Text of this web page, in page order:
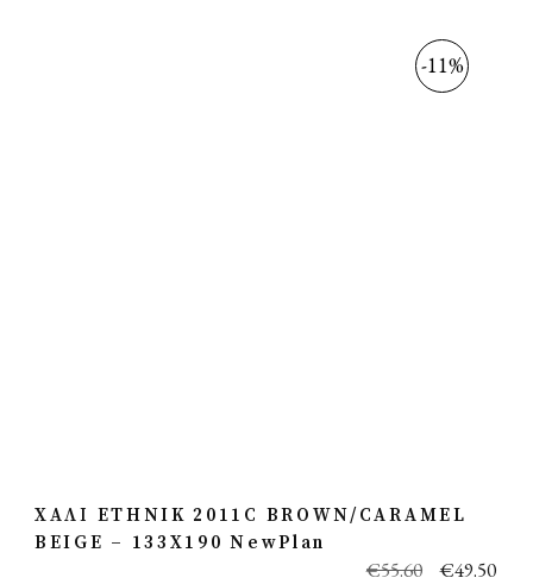
-11%
ΧΑΛΙ ETHNIK 2011C BROWN/CARAMEL
BEIGE – 133X190 NewPlan
€55.60 €49.50